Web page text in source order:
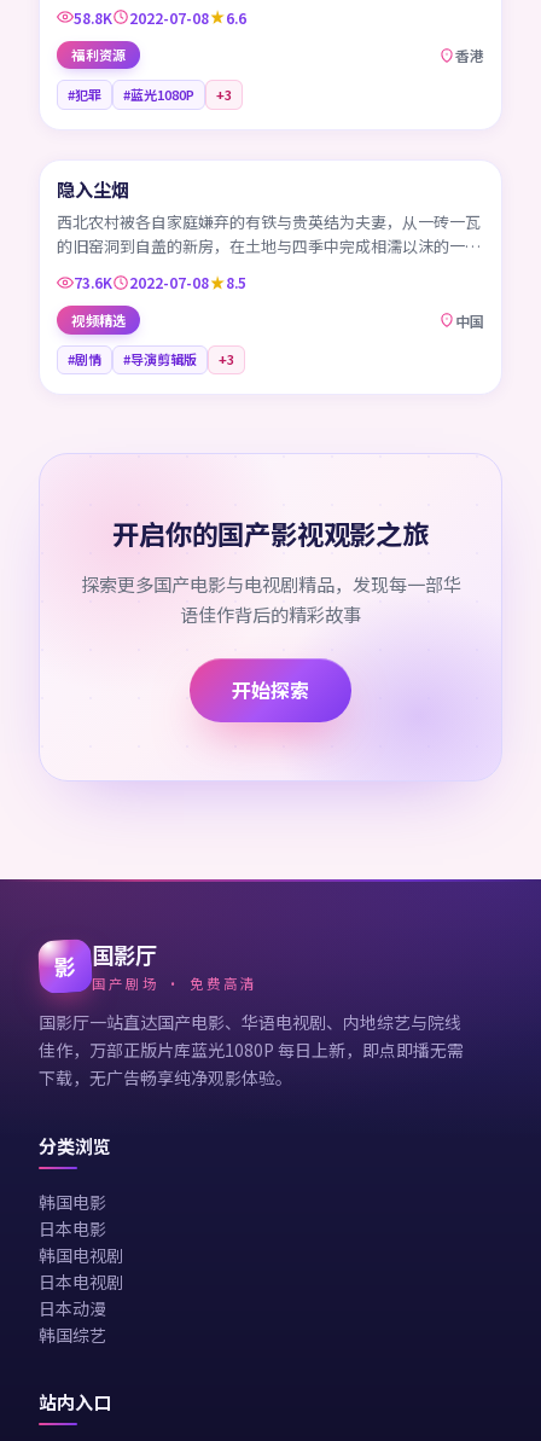
58.8K 2022-07-08 6.6
福利资源 香港
#犯罪 #蓝光1080P +3
CN
隐入尘烟
西北农村被各自家庭嫌弃的有铁与贵英结为夫妻，从一砖一瓦
的旧窑洞到自盖的新房，在土地与四季中完成相濡以沫的一
73.6K 2022-07-08 8.5
视频精选 中国
#剧情 #导演剪辑版 +3
开启你的国产影视观影之旅
探索更多国产电影与电视剧精品，发现每一部华
语佳作背后的精彩故事
开始探索
影 国影厅
国产剧场 · 免费高清
国影厅一站直达国产电影、华语电视剧、内地综艺与院线
佳作，万部正版片库蓝光1080P 每日上新，即点即播无需
下载，无广告畅享纯净观影体验。
分类浏览
韩国电影
日本电影
韩国电视剧
日本电视剧
日本动漫
韩国综艺
站内入口